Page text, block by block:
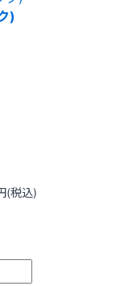
)
(税込)